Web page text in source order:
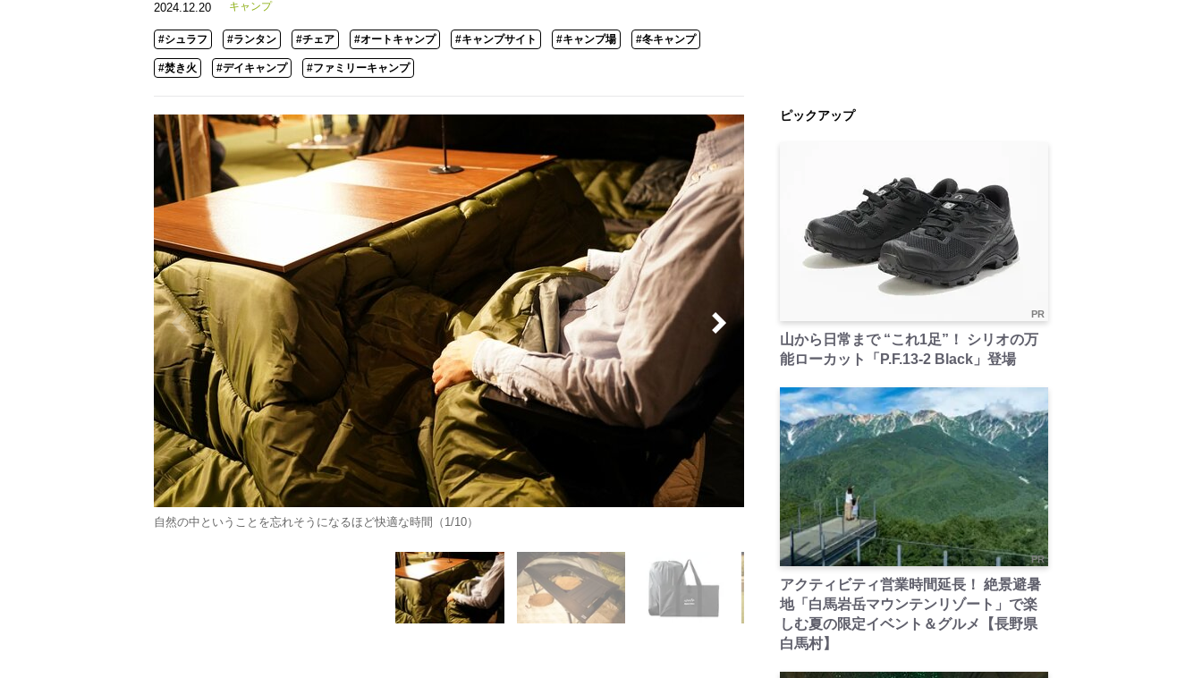
2024.12.20 キャンプ
#シュラフ #ランタン #チェア #オートキャンプ #キャンプサイト #キャンプ場 #冬キャンプ
#焚き火 #デイキャンプ #ファミリーキャンプ
自然の中ということを忘れそうになるほど快適な時間（1/10）
ピックアップ
PR
山から日常まで “これ1足”！ シリオの万
能ローカット「P.F.13-2 Black」登場
PR
アクティビティ営業時間延長！ 絶景避暑
地「白馬岩岳マウンテンリゾート」で楽
しむ夏の限定イベント＆グルメ【長野県
白馬村】